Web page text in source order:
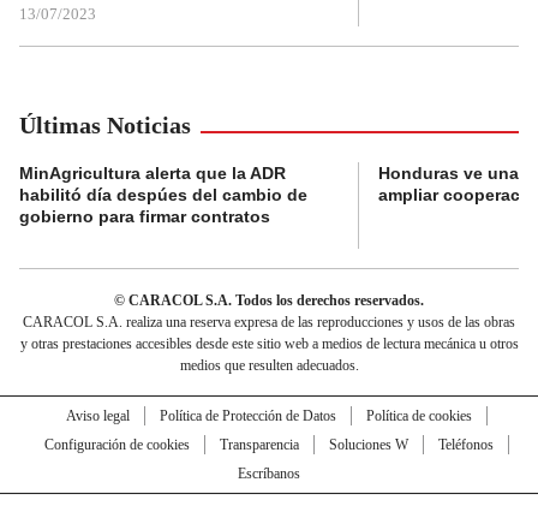
13/07/2023
Últimas Noticias
MinAgricultura alerta que la ADR
habilitó día despúes del cambio de
gobierno para firmar contratos
Honduras ve una
ampliar
© CARACOL S.A. Todos los derechos reservados.
CARACOL S.A. realiza una reserva expresa de las reproducciones y usos de las obras
y otras prestaciones accesibles desde este sitio web a medios de lectura mecánica u otros
medios que resulten adecuados.
Aviso legal Política de Protección de Datos
Política de cookies
Configuración de cookies
Transparencia Soluciones W
Teléfonos
Escríbanos